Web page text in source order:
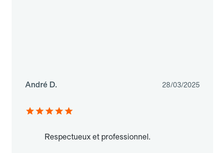
André D. 28/03/2025
Respectueux et professionnel.